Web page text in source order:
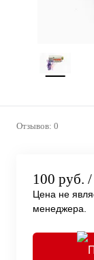
Отзывов: 0
100 руб.
Цена не
менеджера.